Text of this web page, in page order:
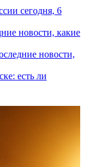
сегодня, 6
новости, какие
новости,
есть ли